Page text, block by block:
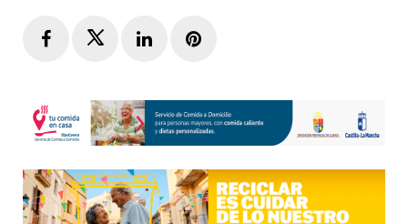
FacebookTwitterLinkedInPinterest